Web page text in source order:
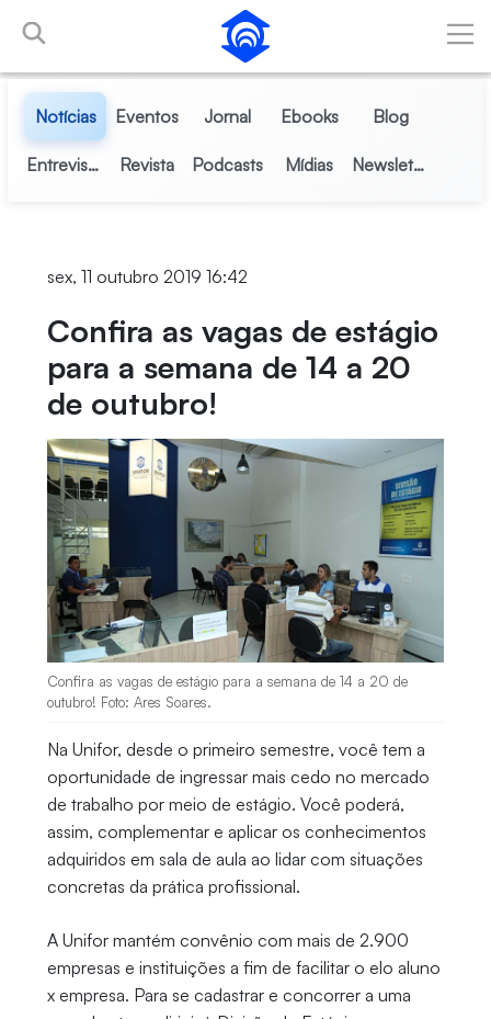
Pular para o Conteúdo principal
Notícias Eventos Jornal Ebooks Blog
Entrevistas Revista Podcasts Mídias Newsletter
sex, 11 outubro 2019 16:42
Confira as vagas de estágio
para a semana de 14 a 20
de outubro!
Confira as vagas de estágio para a semana de 14 a 20 de
outubro! Foto: Ares Soares.
Na Unifor, desde o primeiro semestre, você tem a
oportunidade de ingressar mais cedo no mercado
de trabalho por meio de estágio. Você poderá,
assim, complementar e aplicar os conhecimentos
adquiridos em sala de aula ao lidar com situações
concretas da prática profissional.
A Unifor mantém convênio com mais de 2.900
empresas e instituições a fim de facilitar o elo aluno
x empresa. Para se cadastrar e concorrer a uma